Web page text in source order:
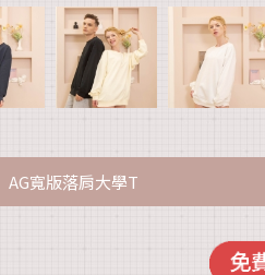
AG寬版落肩大學T